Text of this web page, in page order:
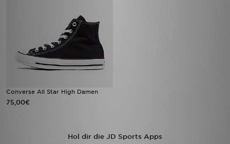
Converse All Star High Damen
75,00€
Hol dir die JD Sports Apps